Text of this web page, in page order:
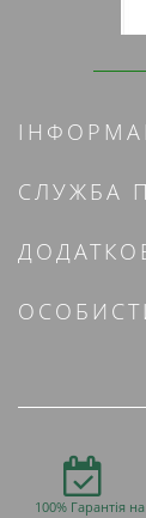
СЛУЖБА
100% Гарантія на